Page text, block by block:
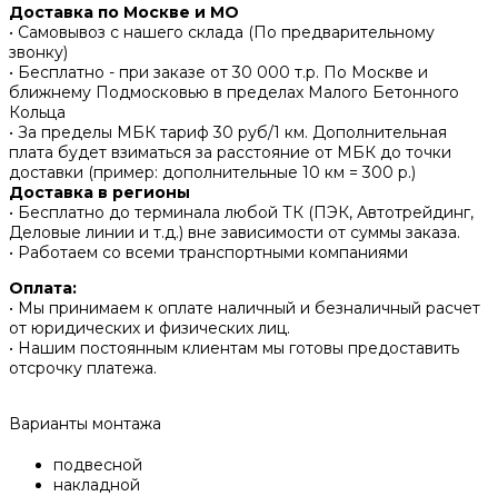
Доставка по Москве и МО
• Самовывоз с нашего склада (По предварительному
звонку)
• Бесплатно - при заказе от 30 000 т.р. По Москве и
ближнему Подмосковью в пределах Малого Бетонного
Кольца
• За пределы МБК тариф 30 руб/1 км. Дополнительная
плата будет взиматься за расстояние от МБК до точки
доставки (пример: дополнительные 10 км = 300 р.)
Доставка в регионы
• Бесплатно до терминала любой ТК (ПЭК, Автотрейдинг,
Деловые линии и т.д.) вне зависимости от суммы заказа.
• Работаем со всеми транспортными компаниями
Оплата:
• Мы принимаем к оплате наличный и безналичный расчет
от юридических и физических лиц.
• Нашим постоянным клиентам мы готовы предоставить
отсрочку платежа.
Варианты монтажа
подвесной
накладной